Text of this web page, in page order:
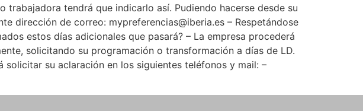
tendrá que indicarlo así. Pudiendo hacerse desde su
dirección de correo: mypreferencias@iberia.es – Respetándose
estos días adicionales que pasará? – La empresa procederá
solicitando su programación o transformación a días de LD.
su aclaración en los siguientes teléfonos y mail: –